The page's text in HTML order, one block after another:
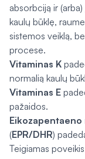
absorbciją ir
kaulų būklę,
sistemos veiklą,
procese.
Vitaminas K
normalią kaulų
Vitaminas E
pažaidos.
Eikozapentaeno
(EPR/DHR)
Teigiamas